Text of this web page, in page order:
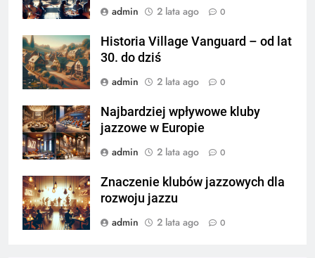
admin
2 lata ago 0
Historia Village Vanguard – od lat
30. do dziś
admin
2 lata ago 0
Najbardziej wpływowe kluby
jazzowe w Europie
admin
2 lata ago 0
Znaczenie klubów jazzowych dla
rozwoju jazzu
admin
2 lata ago 0